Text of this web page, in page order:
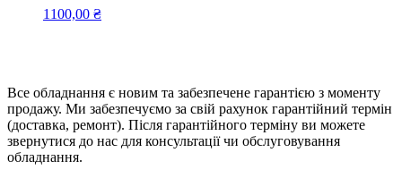
1100,00 ₴
Все обладнання є новим та забезпечене гарантією з моменту
продажу. Ми забезпечуємо за свій рахунок гарантійний термін
(доставка, ремонт). Після гарантійного терміну ви можете
звернутися до нас для консультації чи обслуговування
обладнання.